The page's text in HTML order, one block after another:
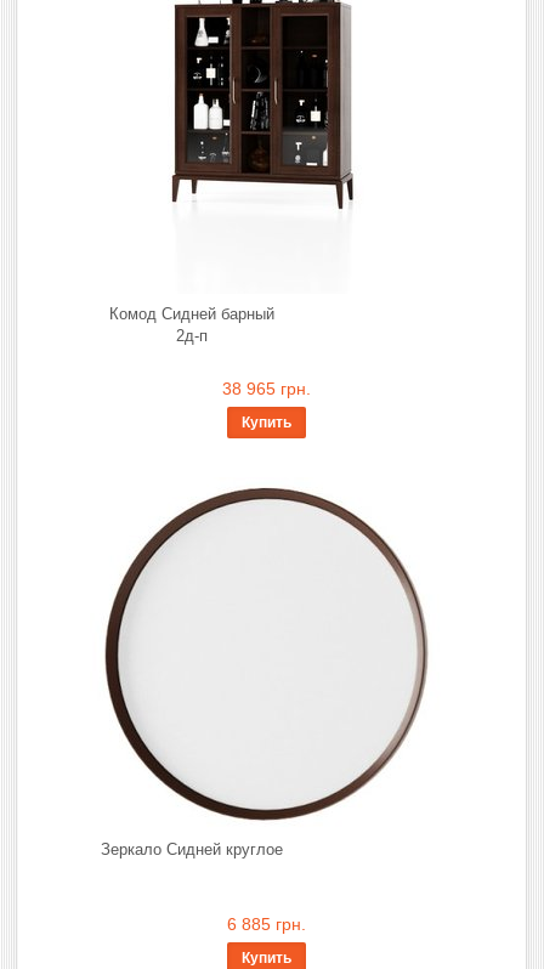
Комод Сидней барный
2д-п
38 965 грн.
Купить
Зеркало Сидней круглое
6 885 грн.
Купить